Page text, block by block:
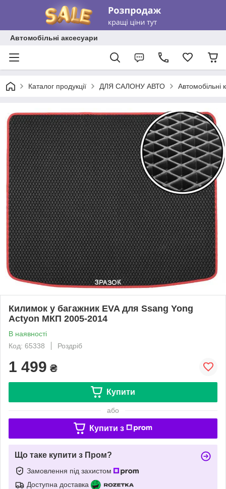
Автомобільні аксесуари
Каталог продукції ДЛЯ САЛОНУ АВТО Автомобільні
Килимок у багажник EVA для Ssang Yong
Actyon МКП 2005-2014
В наявності
Код: 65338
Роздріб
1 499 ₴
Купити
або
Купити з
Що таке купити з Пром?
Замовлення під захистом
Доступна доставка